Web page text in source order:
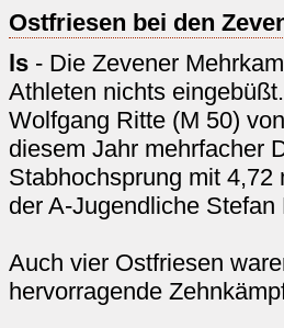
Ostfriesen bei den
ls - Die Zevener
Athleten nichts
Wolfgang Ritte (M 50)
diesem Jahr mehrfacher
Stabhochsprung mit
der A-Jugendliche
Auch vier Ostfriesen
hervorragende